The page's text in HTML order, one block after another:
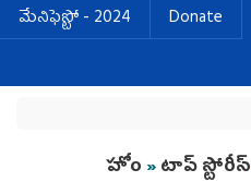
మేనిఫెస్టో - 2024
Donate
You are here
హోం »టాప్ స్టోరీస్